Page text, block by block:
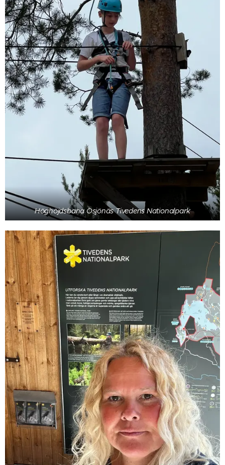
Höghöjdsbana Ösjönäs Tivedens Nationalpark